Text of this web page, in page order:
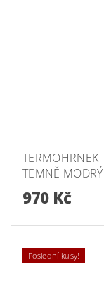
TERMOHRNEK
TEMNĚ
970 Kč
Poslední kusy!